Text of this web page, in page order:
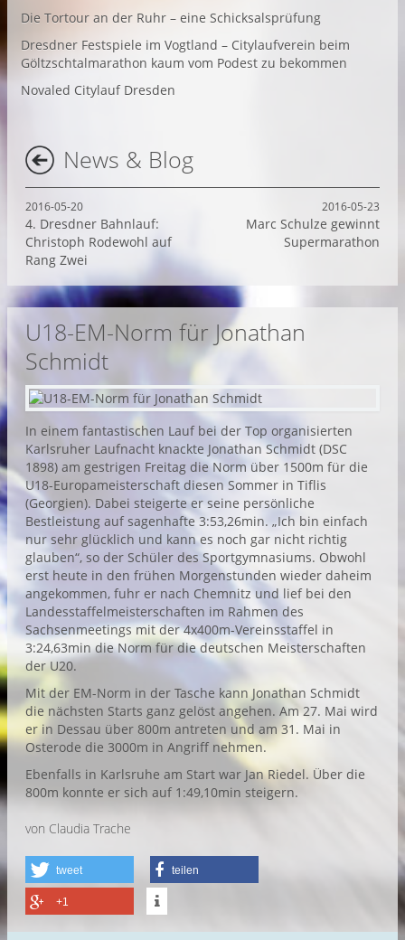
Die Tortour an der Ruhr – eine Schicksalsprüfung
Dresdner Festspiele im Vogtland – Citylaufverein beim
Göltzschtalmarathon kaum vom Podest zu bekommen
Novaled Citylauf Dresden
News & Blog
2016-05-23
Marc Schulze gewinnt
Supermarathon
2016-05-20
4. Dresdner Bahnlauf:
Christoph Rodewohl auf
Rang Zwei
U18-EM-Norm für Jonathan
Schmidt
In einem fantastischen Lauf bei der Top organisierten
Karlsruher Laufnacht knackte Jonathan Schmidt (DSC
1898) am gestrigen Freitag die Norm über 1500m für die
U18-Europameisterschaft diesen Sommer in Tiflis
(Georgien). Dabei steigerte er seine persönliche
Bestleistung auf sagenhafte 3:53,26min. „Ich bin einfach
nur sehr glücklich und kann es noch gar nicht richtig
glauben“, so der Schüler des Sportgymnasiums. Obwohl
erst heute in den frühen Morgenstunden wieder daheim
angekommen, fuhr er nach Chemnitz und lief bei den
Landesstaffelmeisterschaften im Rahmen des
Sachsenmeetings mit der 4x400m-Vereinsstaffel in
3:24,63min die Norm für die deutschen Meisterschaften
der U20.
Mit der EM-Norm in der Tasche kann Jonathan Schmidt
die nächsten Starts ganz gelöst angehen. Am 27. Mai wird
er in Dessau über 800m antreten und am 31. Mai in
Osterode die 3000m in Angriff nehmen.
Ebenfalls in Karlsruhe am Start war Jan Riedel. Über die
800m konnte er sich auf 1:49,10min steigern.
von Claudia Trache
tweet teilen
+1